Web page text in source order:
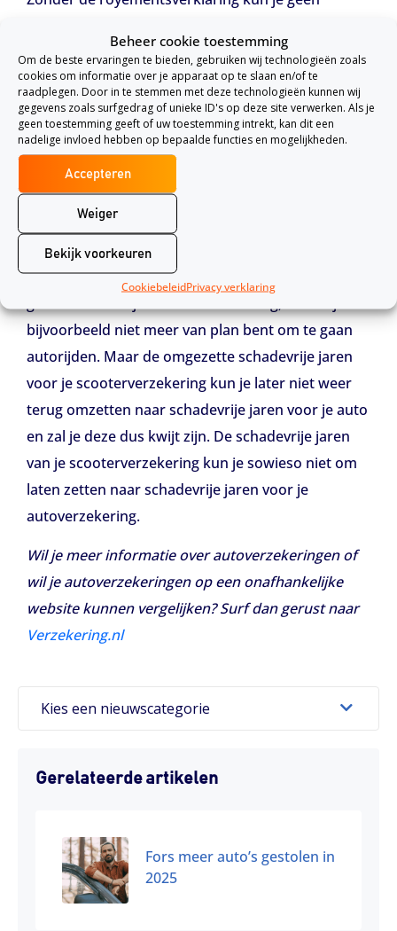
Beheer cookie toestemming
Om de beste ervaringen te bieden, gebruiken wij technologieën zoals
cookies om informatie over je apparaat op te slaan en/of te
raadplegen. Door in te stemmen met deze technologieën kunnen wij
gegevens zoals surfgedrag of unieke ID's op deze site verwerken. Als je
geen toestemming geeft of uw toestemming intrekt, kan dit een
nadelige invloed hebben op bepaalde functies en mogelijkheden.
Accepteren
Weiger
Bekijk voorkeuren
CookiebeleidPrivacy verklaring
opgebouwd.
Schadevrije jaren overdraagbaar?
De schadevrije jaren van je autoverzekering kun je
niet gebruiken voor je scooterverzekering of
andersom. Beide verzekeringen werken apart van
elkaar. Bij hoge uitzondering zou het wel mogelijk
kunnen zijn, dit is alleen niet aan te raden. Je zou
kunnen aangeven bij je verzekeraar dat je je
schadevrije jaren van je autoverzekering wilt
bijvoorbeeld niet meer van plan bent om te gaan
autorijden. Maar de omgezette schadevrije jaren
voor je scooterverzekering kun je later niet weer
terug omzetten naar schadevrije jaren voor je auto
en zal je deze dus kwijt zijn. De schadevrije jaren
van je scooterverzekering kun je sowieso niet om
laten zetten naar schadevrije jaren voor je
autoverzekering.
Wil je meer informatie over autoverzekeringen of
wil je autoverzekeringen op een onafhankelijke
website kunnen vergelijken? Surf dan gerust naar
Verzekering.nl
Kies een nieuwscategorie
Gerelateerde artikelen
Fors meer auto’s gestolen in
2025